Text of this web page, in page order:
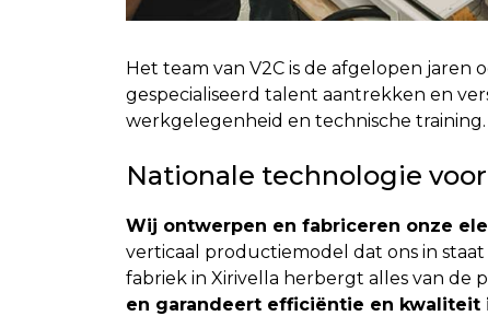
Het team van V2C is de afgelopen jaren
gespecialiseerd talent aantrekken en
werkgelegenheid en technische training.
Nationale technologie
Wij ontwerpen en fabriceren onze
verticaal productiemodel dat ons in
fabriek in Xirivella herbergt alles van de
en garandeert efficiëntie en kwaliteit